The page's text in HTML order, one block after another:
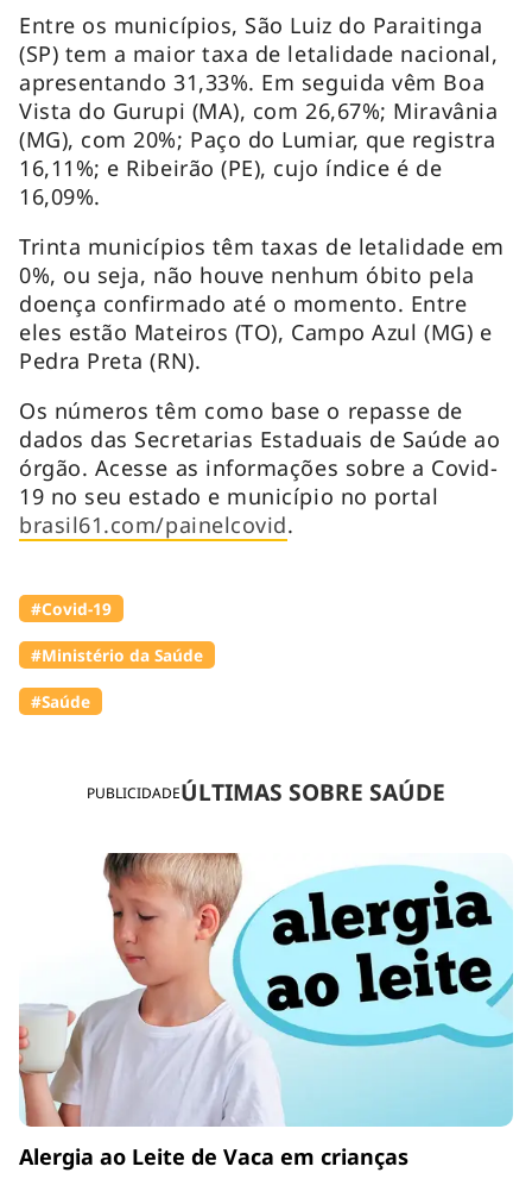
PUBLICIDADEÚLTIMAS SOBRE SAÚDE
Alergia ao Leite de Vaca em crianças
Entre os municípios, São Luiz do Paraitinga
(SP) tem a maior taxa de letalidade nacional,
apresentando 31,33%. Em seguida vêm Boa
Vista do Gurupi (MA), com 26,67%; Miravânia
(MG), com 20%; Paço do Lumiar, que registra
16,11%; e Ribeirão (PE), cujo índice é de
16,09%.
Trinta municípios têm taxas de letalidade em
0%, ou seja, não houve nenhum óbito pela
doença confirmado até o momento. Entre
eles estão Mateiros (TO), Campo Azul (MG) e
Pedra Preta (RN).
Os números têm como base o repasse de
dados das Secretarias Estaduais de Saúde ao
órgão. Acesse as informações sobre a Covid-
19 no seu estado e município no portal
brasil61.com/painelcovid.
#Covid-19
#Ministério da Saúde
#Saúde